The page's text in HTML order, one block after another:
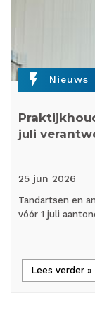
flash_on Nieuws
juli
25 jun 2026
Tandartsen en
vóór 1 juli
Lees verder »